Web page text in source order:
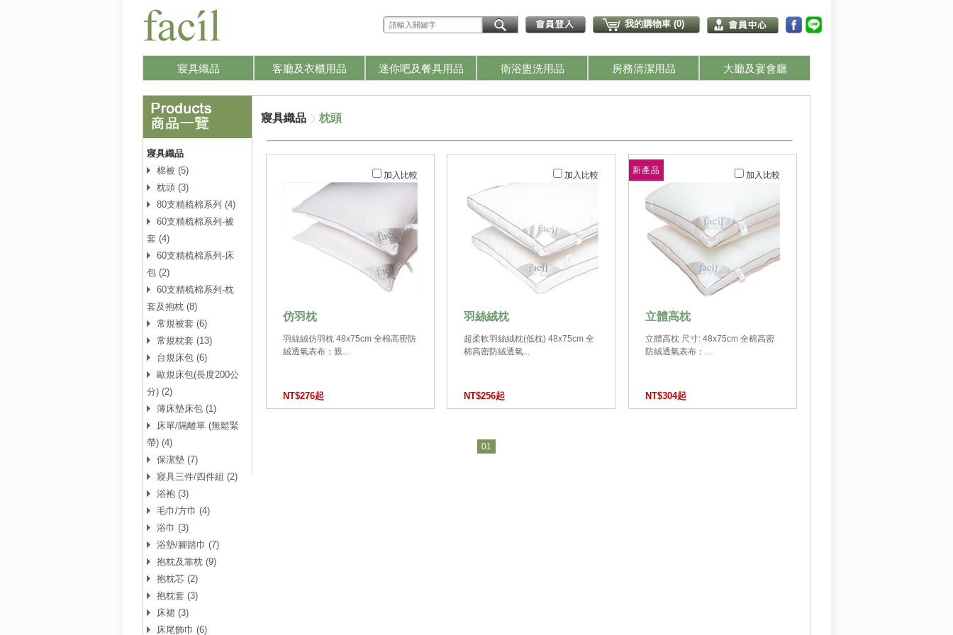
我的購物車 (0)
寢具織品 客廳及衣櫃用品 迷你吧及餐具用品 衛浴盥洗用品 房務清潔用品 大廳及宴會廳
寢具織品
棉被 (5)
枕頭 (3)
80支精梳棉系列 (4)
60支精梳棉系列-被
套 (4)
60支精梳棉系列-床
包 (2)
60支精梳棉系列-枕
套及抱枕 (8)
常規被套 (6)
常規枕套 (13)
台規床包 (6)
歐規床包(長度200公
分) (2)
薄床墊床包 (1)
床單/隔離單 (無鬆緊
帶) (4)
保潔墊 (7)
寢具三件/四件組 (2)
浴袍 (3)
毛巾/方巾 (4)
浴巾 (3)
浴墊/腳踏巾 (7)
抱枕及靠枕 (9)
抱枕芯 (2)
抱枕套 (3)
床裙 (3)
床尾飾巾 (6)
寢具織品 枕頭
加入比較
仿羽枕
羽絲絨仿羽枕 48x75cm 全棉高密防
絨透氣表布；親...
NT$276起
加入比較
羽絲絨枕
超柔軟羽絲絨枕(低枕) 48x75cm 全
棉高密防絨透氣...
NT$256起
加入比較
新產品
立體高枕
立體高枕 尺寸: 48x75cm 全棉高密
防絨透氣表布；...
NT$304起
01